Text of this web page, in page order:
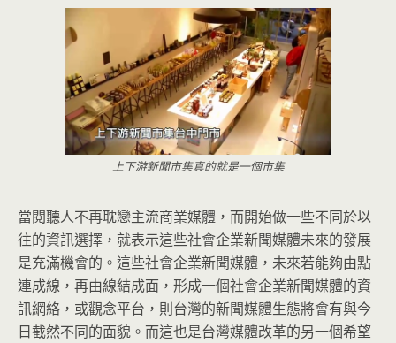
上下游新聞市集真的就是一個市集
當閱聽人不再耽戀主流商業媒體，而開始做一些不同於以
往的資訊選擇，就表示這些社會企業新聞媒體未來的發展
是充滿機會的。這些社會企業新聞媒體，未來若能夠由點
連成線，再由線結成面，形成一個社會企業新聞媒體的資
訊網絡，或觀念平台，則台灣的新聞媒體生態將會有與今
日截然不同的面貌。而這也是台灣媒體改革的另一個希望